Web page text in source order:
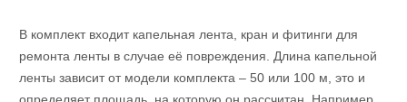
В комплект входит капельная лента, кран и фитинги для
ремонта ленты в случае её повреждения. Длина капельной
ленты зависит от модели комплекта – 50 или 100 м, это и